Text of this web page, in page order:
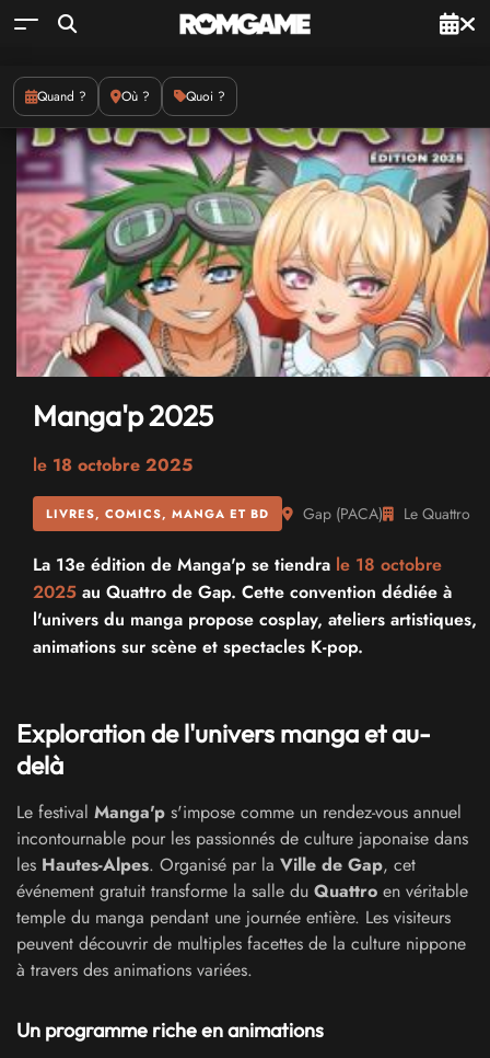
Quand ? Où ? Quoi ?
Manga'p 2025
le 18 octobre 2025
LIVRES, COMICS, MANGA ET BD Gap (PACA) Le Quattro
La 13e édition de Manga'p se tiendra le 18 octobre
2025 au Quattro de Gap. Cette convention dédiée à
l'univers du manga propose cosplay, ateliers artistiques,
animations sur scène et spectacles K-pop.
Exploration de l'univers manga et au-
delà
Le festival Manga'p s'impose comme un rendez-vous annuel
incontournable pour les passionnés de culture japonaise dans
les Hautes-Alpes. Organisé par la Ville de Gap, cet
événement gratuit transforme la salle du Quattro en véritable
temple du manga pendant une journée entière. Les visiteurs
peuvent découvrir de multiples facettes de la culture nippone
à travers des animations variées.
Un programme riche en animations